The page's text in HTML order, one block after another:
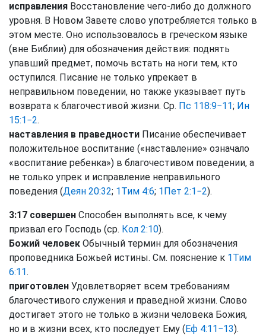
исправления Восстановление чего-либо до должного
уровня. В Новом Завете слово употребляется только в
этом месте. Оно использовалось в греческом языке
(вне Библии) для обозначения действия: поднять
упавший предмет, помочь встать на ноги тем, кто
оступился. Писание не только упрекает в
неправильном поведении, но также указывает путь
возврата к благочестивой жизни. Ср. Пс 118:9−11; Ин
15:1−2.
наставления в праведности Писание обеспечивает
положительное воспитание («наставление» означало
«воспитание ребенка») в благочестивом поведении, а
не только упрек и исправление неправильного
поведения (Деян 20:32; 1Тим 4:6; 1Пет 2:1−2).
3:17 совершен Способен выполнять все, к чему
призвал его Господь (ср. Кол 2:10).
Божий человек Обычный термин для обозначения
проповедника Божьей истины. См. пояснение к 1Тим
6:11.
приготовлен Удовлетворяет всем требованиям
благочестивого служения и праведной жизни. Слово
достигает этого не только в жизни человека Божия,
но и в жизни всех, кто последует Ему (Еф 4:11−13).